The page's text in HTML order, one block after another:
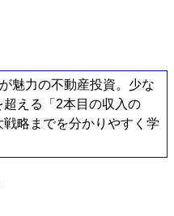
魅力の不動産投資。少な
える「2本目の収入の
略までを分かりやすく学